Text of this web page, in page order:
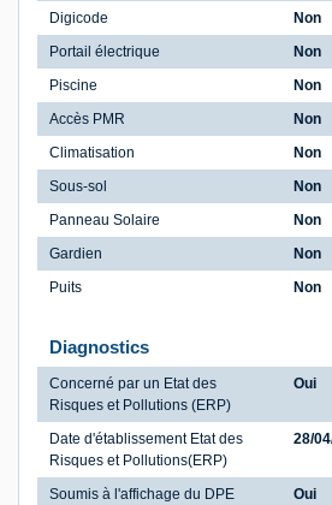
Digicode
Non
Portail électrique
Non
Piscine
Non
Accès PMR
Non
Climatisation
Non
Sous-sol
Non
Panneau Solaire
Non
Gardien
Non
Puits
Non
Diagnostics
Concerné par un Etat des
Risques et Pollutions (ERP)
Oui
Date d'établissement Etat des
Risques et Pollutions(ERP)
28/
Soumis à l'affichage du DPE
Oui